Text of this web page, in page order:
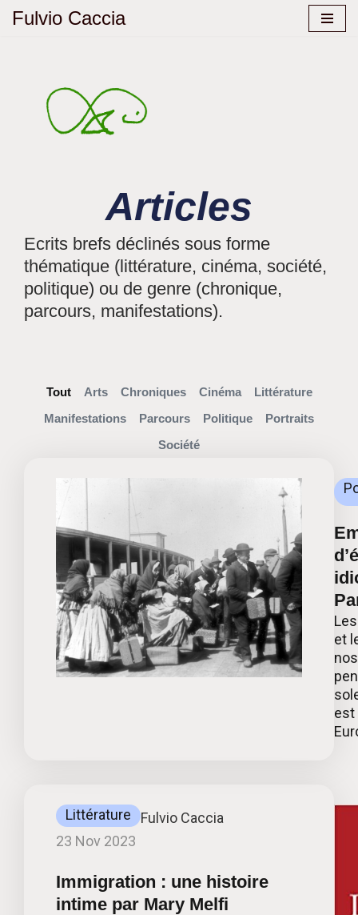
Fulvio Caccia
Articles
Ecrits brefs déclinés sous forme
thématique (littérature, cinéma, société,
politique) ou de genre (chronique,
parcours, manifestations).
Arts Chroniques Cinéma
Littérature
Manifestations
Parcours Politique
Portraits
Société
Tout
et
est
Littérature
Fulvio Caccia
23 Nov 2023
Immigration : une histoire
intime par Mary Melfi